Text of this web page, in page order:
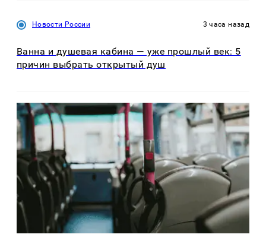
Новости России 3 часа назад
Ванна и душевая кабина — уже прошлый век: 5
причин выбрать открытый душ